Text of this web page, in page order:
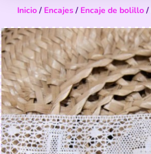
Inicio/ Encajes/ Encaje de bolillo/